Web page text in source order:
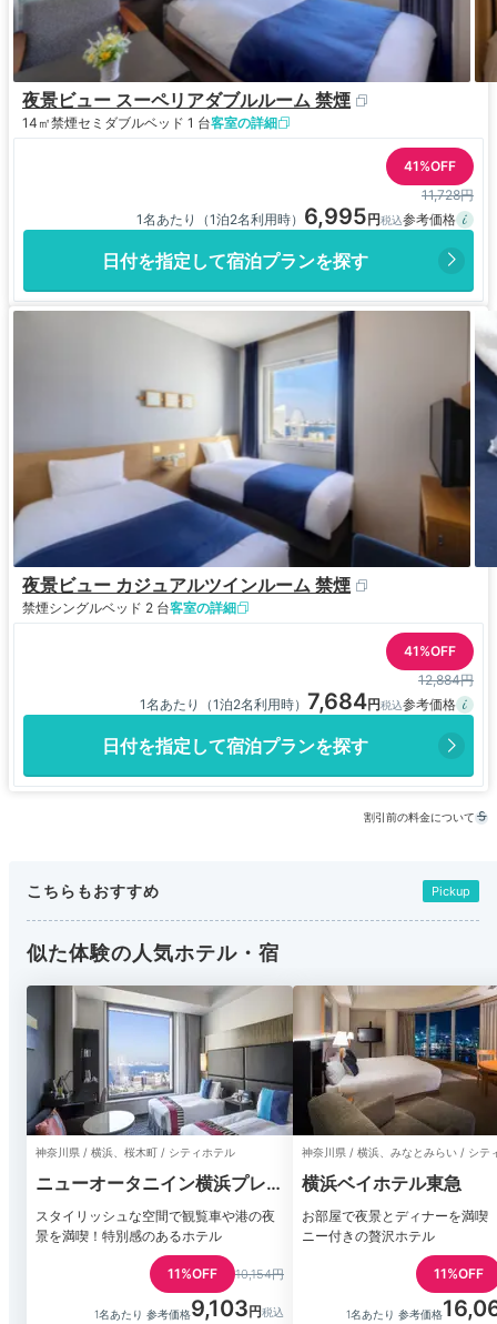
夜景ビュー スーペリアダブルルーム 禁煙
14㎡禁煙セミダブルベッド 1 台客室の詳細
41%OFF
11,728円
1名あたり（1泊2名利用時） 6,995
日付を指定して宿泊プランを探す
夜景ビュー カジュアルツインルーム 禁煙
禁煙シングルベッド 2 台客室の詳細
41%OFF
12,884円
1名あたり（1泊2名利用時） 7,684
日付を指定して宿泊プランを探す
割引前の料金について
こちらもおすすめ Pickup
似た体験の人気ホテル・宿
神奈川県 / 横浜、桜木町 / シティホテル
ニューオータニイン横浜プレミ
アム
スタイリッシュな空間で観覧車や港の夜
景を満喫！特別感のあるホテル
11%OFF 10,154円
1名あたり 参考価格9,103
神奈川県 / 横浜、みなとみらい / シテ
横浜ベイホテル東急
お部屋で夜景とディナーを満
ニー付きの贅沢ホテル
11%OFF
1名あたり 参考価格